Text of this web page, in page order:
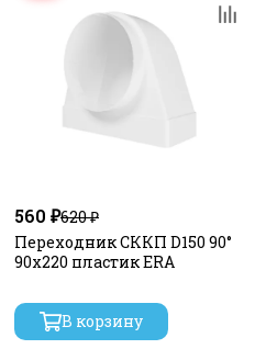
560 ₽620 ₽
Переходник СККП D150 90°
90х220 пластик ERA
В корзину